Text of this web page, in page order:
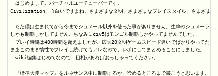
はじめまして。バーチャルユーチューバーです。
Civilization、面白いですよね。さまざまな文明、さまざまなプレイスタイル、さまざまな
ただ僕は生まれてから今までシュメール以外を使った事がありません。生粋のシュメーラー
しかも制覇しかしてません。ちなみにciv5はモンゴル制覇しかやってませんでした。
プレイ時間は400時間を超えましたが、広大20文明ゲームスピード遅いでばかりやってたの
まあこのまま惰性でプレイし続けてもアレなので、レポにしてまとめることにしました。
wiki編集はじめてなので、粗相があればおっしゃってください。
『標準大陸マップ』をルネサンス中に制覇するか、諦めるところまで書こうと思います。